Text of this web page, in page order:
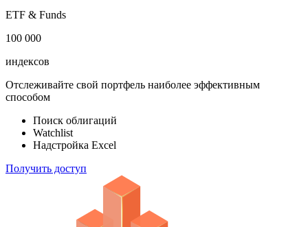
ETF & Funds
100 000
индексов
Отслеживайте свой портфель наиболее эффективным
способом
Поиск облигаций
Watchlist
Надстройка Excel
Получить доступ